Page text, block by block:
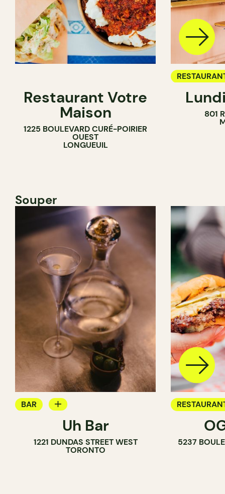
Restaurant Votre
Maison
1225 BOULEVARD CURÉ-POIRIER
OUEST
LONGUEUIL
BAR À VIN
801
Souper
BAR
BAR À COCKTAILUh Bar
1221 DUNDAS STREET WEST
TORONTO
5237